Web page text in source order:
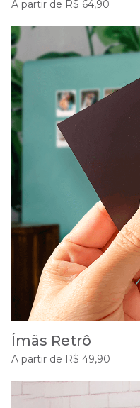
A partir de R$ 64,90
Ímãs Retrô
A partir de R$ 49,90